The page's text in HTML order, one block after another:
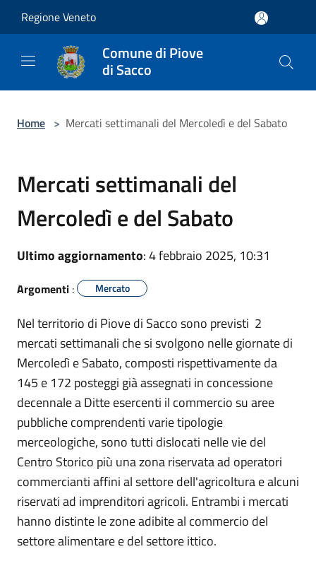
Regione Veneto
Comune di Piove
di Sacco
Home > Mercati settimanali del Mercoledì e del Sabato
Mercati settimanali del
Mercoledì e del Sabato
Ultimo aggiornamento: 4 febbraio 2025, 10:31
Argomenti : Mercato
Nel territorio di Piove di Sacco sono previsti 2
mercati settimanali che si svolgono nelle giornate di
Mercoledì e Sabato, composti rispettivamente da
145 e 172 posteggi già assegnati in concessione
decennale a Ditte esercenti il commercio su aree
pubbliche comprendenti varie tipologie
merceologiche, sono tutti dislocati nelle vie del
Centro Storico più una zona riservata ad operatori
commercianti affini al settore dell'agricoltura e alcuni
riservati ad imprenditori agricoli. Entrambi i mercati
hanno distinte le zone adibite al commercio del
settore alimentare e del settore ittico.